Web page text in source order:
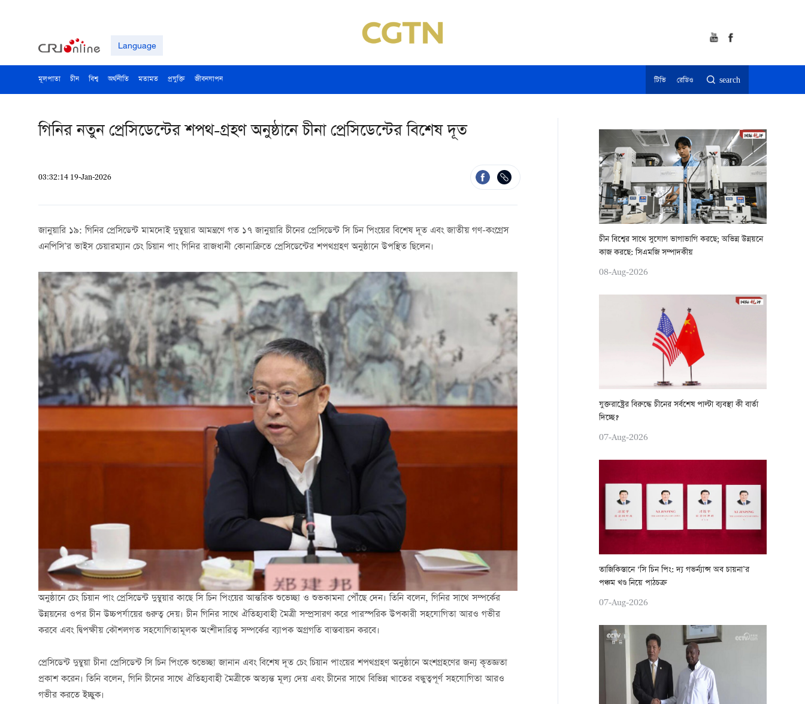
Language
মূলপাতা চীন বিশ্ব অর্থনীতি মতামত প্রযুক্তি জীবনযাপন টিভি রেডিও search
গিনির নতুন প্রেসিডেন্টের শপথ-গ্রহণ অনুষ্ঠানে চীনা প্রেসিডেন্টের বিশেষ দূত
03:32:14 19-Jan-2026
জানুয়ারি ১৯: গিনির প্রেসিডেন্ট মামদোই দুম্বুয়ার আমন্ত্রণে গত ১৭ জানুয়ারি চীনের প্রেসিডেন্ট সি চিন পিংয়ের বিশেষ দূত এবং জাতীয় গণ-কংগ্রেস
এনপিসি’র ভাইস চেয়ারম্যান চেং চিয়ান পাং গিনির রাজধানী কোনাক্রিতে প্রেসিডেন্টের শপথগ্রহণ অনুষ্ঠানে উপস্থিত ছিলেন।
অনুষ্ঠানে চেং চিয়ান পাং প্রেসিডেন্ট দুম্বুয়ার কাছে সি চিন পিংয়ের আন্তরিক শুভেচ্ছা ও শুভকামনা পৌঁছে দেন। তিনি বলেন, গিনির সাথে সম্পর্কের
উন্নয়নের ওপর চীন উচ্চপর্যায়ের গুরুত্ব দেয়। চীন গিনির সাথে ঐতিহ্যবাহী মৈত্রী সম্প্রসারণ করে পারস্পরিক উপকারী সহযোগিতা আরও গভীর
করবে এবং দ্বিপক্ষীয় কৌশলগত সহযোগিতামূলক অংশীদারিত্ব সম্পর্কের ব্যাপক অগ্রগতি বাস্তবায়ন করবে।
প্রেসিডেন্ট দুম্বুয়া চীনা প্রেসিডেন্ট সি চিন পিংকে শুভেচ্ছা জানান এবং বিশেষ দূত চেং চিয়ান পাংয়ের শপথগ্রহণ অনুষ্ঠানে অংশগ্রহণের জন্য কৃতজ্ঞতা
প্রকাশ করেন। তিনি বলেন, গিনি চীনের সাথে ঐতিহ্যবাহী মৈত্রীকে অত্যন্ত মূল্য দেয় এবং চীনের সাথে বিভিন্ন খাতের বন্ধুত্বপূর্ণ সহযোগিতা আরও
গভীর করতে ইচ্ছুক।
চীন বিশ্বের সাথে সুযোগ ভাগাভাগি করছে; অভিন্ন উন্নয়নে
কাজ করছে: সিএমজি সম্পাদকীয়
08-Aug-2026
যুক্তরাষ্ট্রের বিরুদ্ধে চীনের সর্বশেষ পাল্টা ব্যবস্থা কী বার্তা
দিচ্ছে?
07-Aug-2026
তাজিকিস্তানে ‘সি চিন পিং: দ্য গভর্ন্যান্স অব চায়না’র
পঞ্চম খণ্ড নিয়ে পাঠচক্র
07-Aug-2026